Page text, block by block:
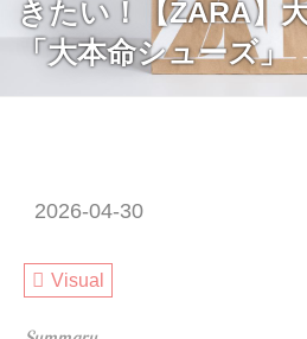
きたい！【ZARA】
「大本命シューズ」
2026-04-30
Visual